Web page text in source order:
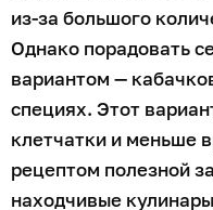
из-за большого
Однако порадовать
вариантом —
специях. Этот
клетчатки и меньше
рецептом полезной
находчивые